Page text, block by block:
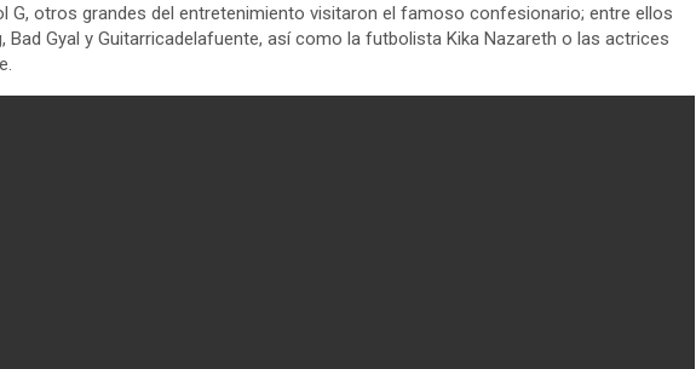
G, otros grandes del entretenimiento visitaron el famoso confesionario; entre ellos
Bad Gyal y Guitarricadelafuente, así como la futbolista Kika Nazareth o las actrices